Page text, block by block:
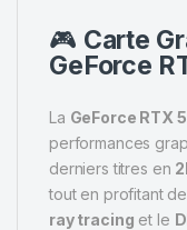
🎮 Carte
GeForce
La GeForce RTX
performances
derniers titres en
tout en profitant
ray tracing et le